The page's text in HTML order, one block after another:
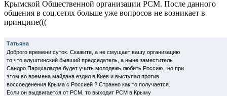
Крымской Общественной организации РСМ. После данного
общения в соц.сетях больше уже вопросов не возникает в
принципе(((
Татьяна
Доброго времени суток. Скажите, а не смущает вашу организацию
то,что алуштинский бывший председатель, а ныне заместитель
Сандро Парцхаладзе будет учить молодежь любить Россию , но при
этом во времена майдана ездил в Киев и выступал против
воссоеденения Крыма с Россией ? Странно как то получается.
Если он выдвигается от РСМ, то выходит РСМ в Крыму